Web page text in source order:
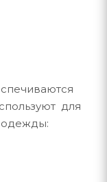
для
одежды: